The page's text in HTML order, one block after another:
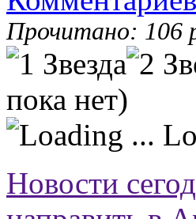
Прочитано: 106
пока нет)
Новости